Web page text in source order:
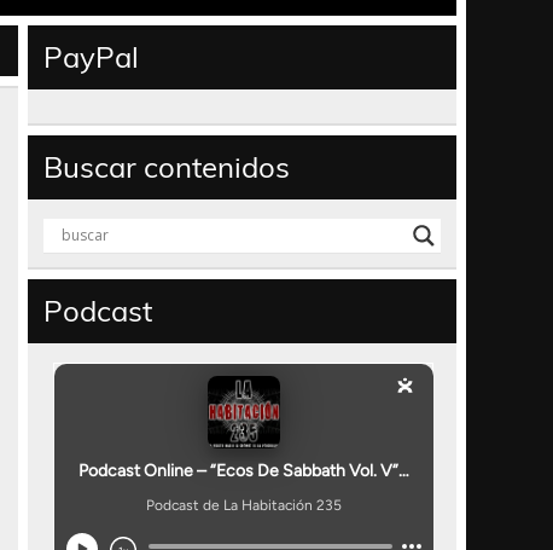
PayPal
Buscar contenidos
Podcast